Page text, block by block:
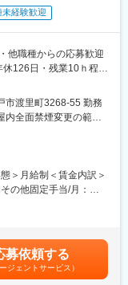
謝されるやりがいがあ
なく、毎月計画的に組
ますので直接のやり取
、IHクッキングヒータ
ホン、太陽光発電など
商品説明とかの接客マ
未経験歓迎
他職種からの応募歓迎
休126日・残業10ｈ程／
を利用されている
します。
連商品(マイク、デン
た」などのトラブルに
ます。
市渡里町3268‐55 勤務
内全面禁煙変更の範
＞月給制＜賃金内訳＞
の他固定手当/月：
ります。月給(月額)は固
募依頼する
ージェントサービス）